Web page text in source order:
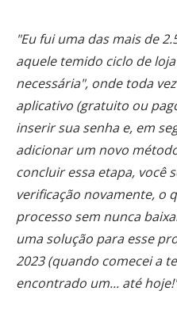
"Eu fui uma das mais de
aquele temido ciclo de
necessária", onde toda
aplicativo (gratuito ou
inserir sua senha e, em
adicionar um novo
concluir essa etapa, você
verificação novamente, o
processo sem nunca
uma solução para esse
2023 (quando comecei a
encontrado um... até hoje!"